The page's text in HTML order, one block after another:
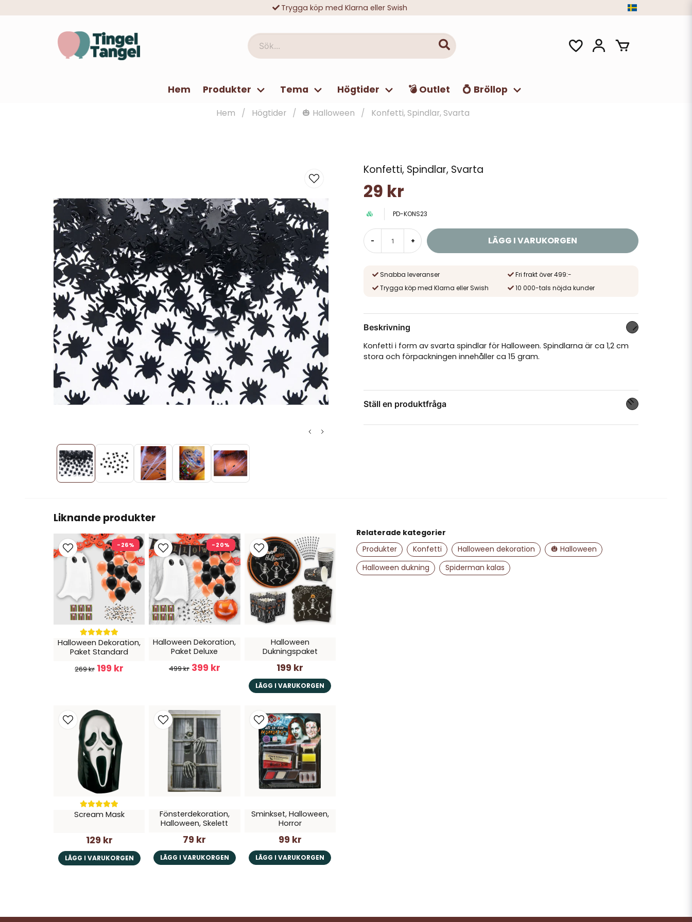
Trygga köp med Klarna eller Swish
Sök...
Hem Produkter Tema Högtider 💣 Outlet 💍 Bröllop
Hem Högtider 🎃 Halloween Konfetti, Spindlar, Svarta
Konfetti, Spindlar, Svarta
29 kr
PD-KONS23
- + LÄGG I VARUKORGEN
Snabba leveranser
Fri frakt över 499:-
Trygga köp med Klarna eller Swish
10 000-tals nöjda kunder
Beskrivning
Konfetti i form av svarta spindlar för Halloween. Spindlarna är ca 1,2 cm
stora och förpackningen innehåller ca 15 gram.
Ställ en produktfråga
Ja, ni får publicera min fråga
Liknande produkter
Halloween Dekoration,
Paket Standard
269 kr 199 kr
-26%
Halloween Dekoration,
Paket Deluxe
499 kr 399 kr
-20%
Halloween
Dukningspaket
199 kr
LÄGG I VARUKORGEN
Scream Mask
129 kr
LÄGG I VARUKORGEN
Fönsterdekoration,
Halloween, Skelett
79 kr
LÄGG I VARUKORGEN
Sminkset, Halloween,
Horror
99 kr
LÄGG I VARUKORGEN
Relaterade kategorier
Produkter
Konfetti Halloween dekoration
🎃 Halloween
Halloween dukning
Spiderman kalas